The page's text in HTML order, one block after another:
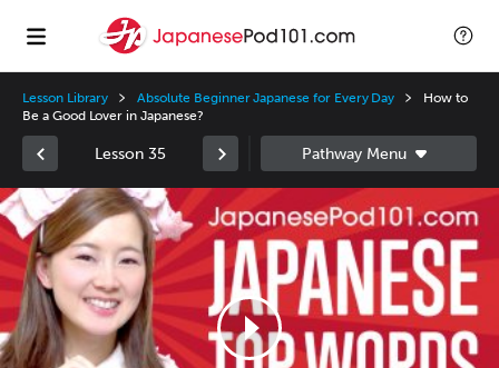
Lesson Library Absolute Beginner Japanese for Every Day
How to
Be a Good Lover in Japanese?
Lesson 35
Video
Player